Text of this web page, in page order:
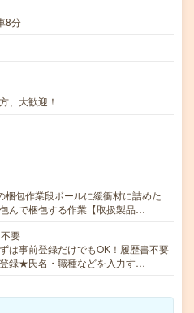
8分
、大歓迎！
梱包作業段ボールに緩衝材に詰めた
んで梱包する作業【取扱製品…
要
は事前登録だけでもOK！履歴書不要
録★氏名・職種などを入力す…